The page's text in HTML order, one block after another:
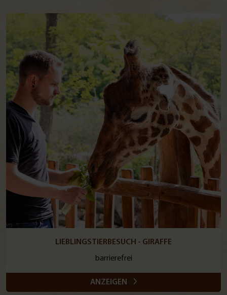
LIEBLINGSTIERBESUCH - GIRAFFE
barrierefrei
ANZEIGEN